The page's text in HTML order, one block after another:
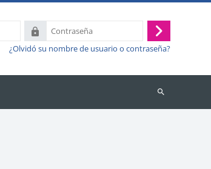
Contraseña
Acceder
¿Olvidó su nombre de usuario o contraseña?
Buscar